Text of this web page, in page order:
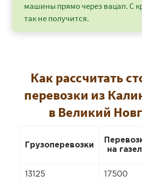
машины прямо через вацап. С
так не получится.
Как рассчитать
перевозки из
в Великий
Грузоперевозки
на
13125 17500